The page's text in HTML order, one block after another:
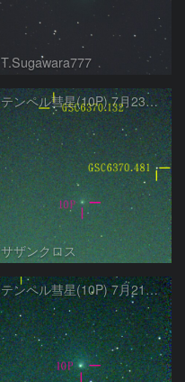
T.Sugawara777
テンペル彗星(10P) 7月23日 Seestar50
サザンクロス
テンペル彗星(10P) 7月21日 Seestar50